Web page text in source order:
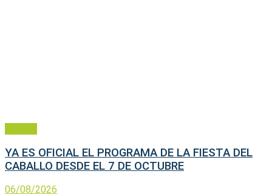
YA ES OFICIAL EL PROGRAMA DE LA FIESTA DEL
CABALLO DESDE EL 7 DE OCTUBRE
06/08/2026